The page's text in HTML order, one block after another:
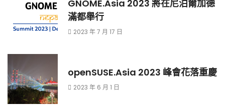
GNOME.Asia 2023 將在尼泊爾加德
滿都舉行
2023 年 7 月 17 日
openSUSE.Asia 2023 峰會花落重慶
2023 年 6 月 1 日